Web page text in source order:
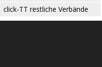
click-TT restliche Verbände